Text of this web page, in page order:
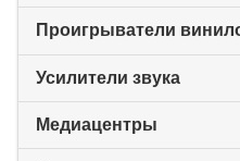
Проигрыватели
Усилители звука
Медиацентры